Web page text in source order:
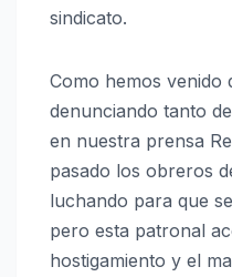
sindicato.
Como hemos venido
denunciando tanto
en nuestra prensa
pasado los obreros
luchando para que
pero esta patronal
hostigamiento y el